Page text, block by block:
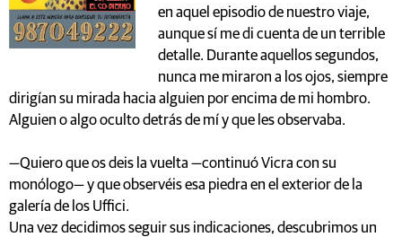
en aquel episodio de nuestro viaje,
aunque sí me di cuenta de un terrible
detalle. Durante aquellos segundos,
nunca me miraron a los ojos, siempre
dirigían su mirada hacia alguien por encima de mi hombro.
Alguien o algo oculto detrás de mí y que les observaba.
—Quiero que os deis la vuelta —continuó Vicra con su
monólogo— y que observéis esa piedra en el exterior de la
galería de los Uffici.
Una vez decidimos seguir sus indicaciones, descubrimos un